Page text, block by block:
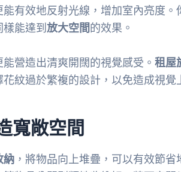
有效地反射光線，增加室內亮度。
能達到 放大空間的效果。
營造出清爽開闊的視覺感受。 租屋
紋過於繁複的設計，以免造成視覺
寬敞空間
納 ，將物品向上堆疊，可以有效節